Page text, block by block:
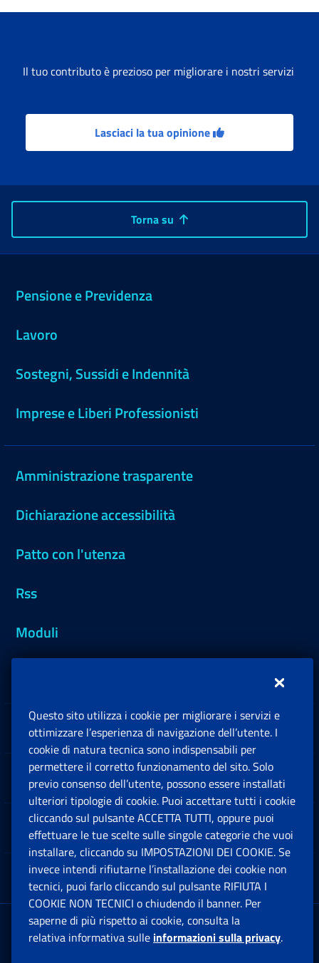
Il tuo contributo è prezioso per migliorare i nostri servizi
Lasciaci la tua opinione
Torna su
Pensione e Previdenza
Lavoro
Sostegni, Sussidi e Indennità
Imprese e Liberi Professionisti
Amministrazione trasparente
Dichiarazione accessibilità
Patto con l'utenza
Rss
Moduli
Sedi e Contatti
Software
Note Legali
App mobile
Sede Legale : Via Ciro il Grande, 21
00144 Roma
Questo sito utilizza i cookie per migliorare i servizi e
ottimizzare l’esperienza di navigazione dell’utente. I
cookie di natura tecnica sono indispensabili per
permettere il corretto funzionamento del sito. Solo
previo consenso dell’utente, possono essere installati
ulteriori tipologie di cookie. Puoi accettare tutti i cookie
cliccando sul pulsante ACCETTA TUTTI, oppure puoi
effettuare le tue scelte sulle singole categorie che vuoi
installare, cliccando su IMPOSTAZIONI DEI COOKIE. Se
invece intendi rifiutarne l’installazione dei cookie non
tecnici, puoi farlo cliccando sul pulsante RIFIUTA I
COOKIE NON TECNICI o chiudendo il banner. Per
saperne di più rispetto ai cookie, consulta la
relativa informativa sulle informazioni sulla privacy.